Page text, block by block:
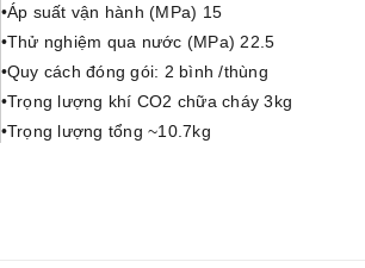
•Áp suất vận hành (MPa) 15
•Thử nghiệm qua nước (MPa) 22.5
•Quy cách đóng gói: 2 bình /thùng
•Trọng lượng khí CO2 chữa cháy 3kg
•Trọng lượng tổng ~10.7kg